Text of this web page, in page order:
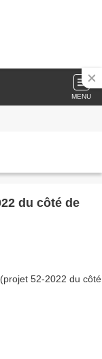
MENU
du côté de